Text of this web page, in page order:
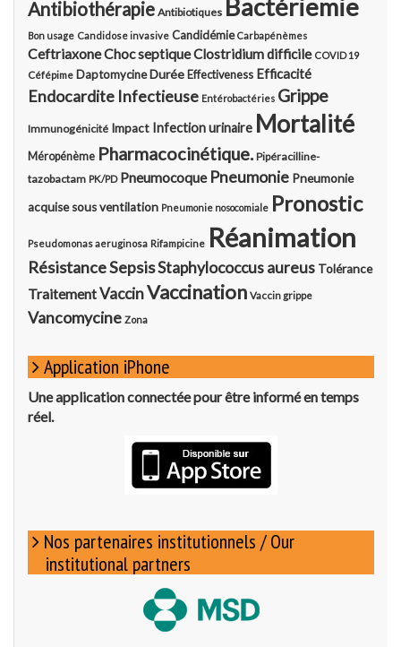
Antibiothérapie Antibiotiques Bactériemie
Bon usage Candidose invasive Candidémie Carbapénèmes
CeftriaxoneChoc septiqueClostridium difficile COVID 19
Céfépime DaptomycineDurée Effectiveness Efficacité
Endocardite Infectieuse Entérobactéries Grippe
Immunogénicité Impact Infection urinaire Mortalité
Méropénème Pharmacocinétique. Pipéracilline-
tazobactam PK/PD Pneumocoque Pneumonie Pneumonie
acquise sous ventilation Pneumonie nosocomiale Pronostic
Pseudomonas aeruginosa Rifampicine Réanimation
RésistanceSepsisStaphylococcus aureus Tolérance
TraitementVaccinVaccination Vaccin grippe
Vancomycine Zona
Application iPhone
Une application connectée pour être informé en temps
réel.
Nos partenaires institutionnels / Our
institutional partners